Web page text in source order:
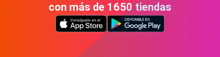
con más de 1650 tiendas